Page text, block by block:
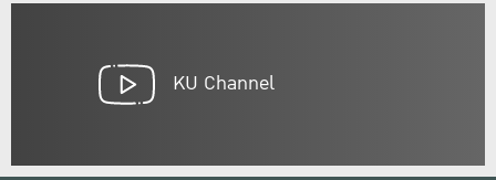
KU Channel